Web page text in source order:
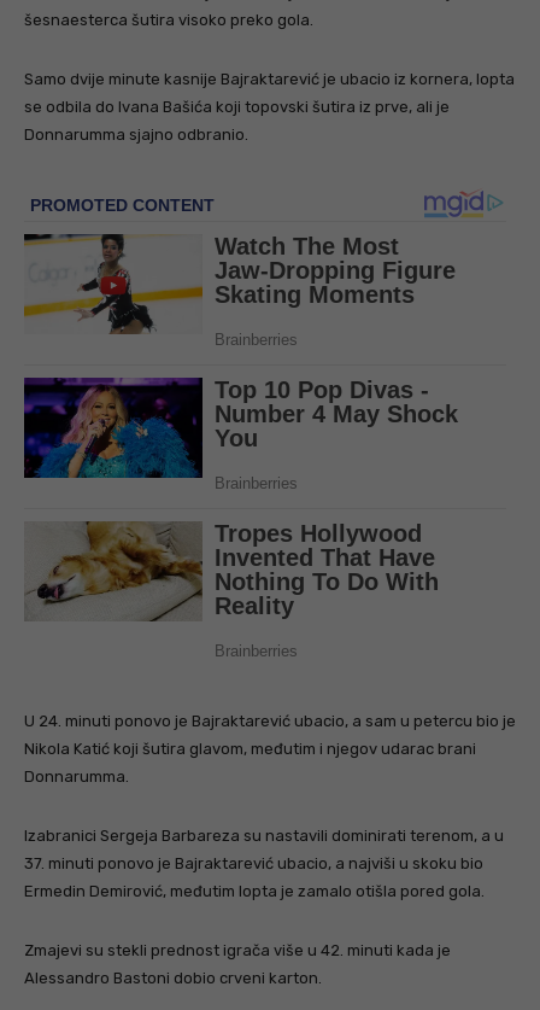
šesnaesterca šutira visoko preko gola.
Samo dvije minute kasnije Bajraktarević je ubacio iz kornera, lopta
se odbila do Ivana Bašića koji topovski šutira iz prve, ali je
Donnarumma sjajno odbranio.
U 24. minuti ponovo je Bajraktarević ubacio, a sam u petercu bio je
Nikola Katić koji šutira glavom, međutim i njegov udarac brani
Donnarumma.
Izabranici Sergeja Barbareza su nastavili dominirati terenom, a u
37. minuti ponovo je Bajraktarević ubacio, a najviši u skoku bio
Ermedin Demirović, međutim lopta je zamalo otišla pored gola.
Zmajevi su stekli prednost igrača više u 42. minuti kada je
Alessandro Bastoni dobio crveni karton.